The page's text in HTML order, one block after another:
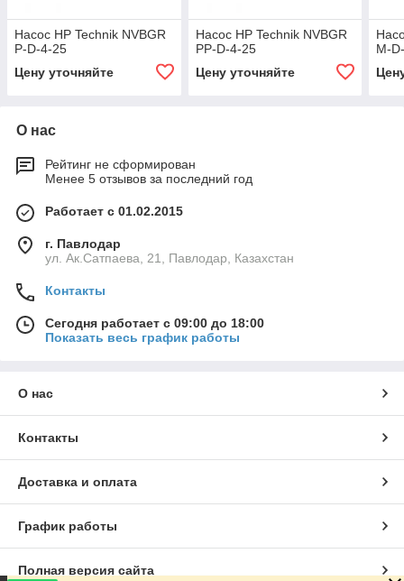
Насос НР Technik NVBGR
P-D-4-25
Цену уточняйте
Насос НР Technik NVBGR
PP-D-4-25
Цену уточняйте
M-
О нас
Рейтинг не сформирован
Менее 5 отзывов за последний год
Работает с 01.02.2015
г. Павлодар
ул. Ак.Сатпаева, 21, Павлодар, Казахстан
Контакты
Сегодня работает с 09:00 до 18:00
Показать весь график работы
О нас
Контакты
Доставка и оплата
График работы
Полная версия сайта